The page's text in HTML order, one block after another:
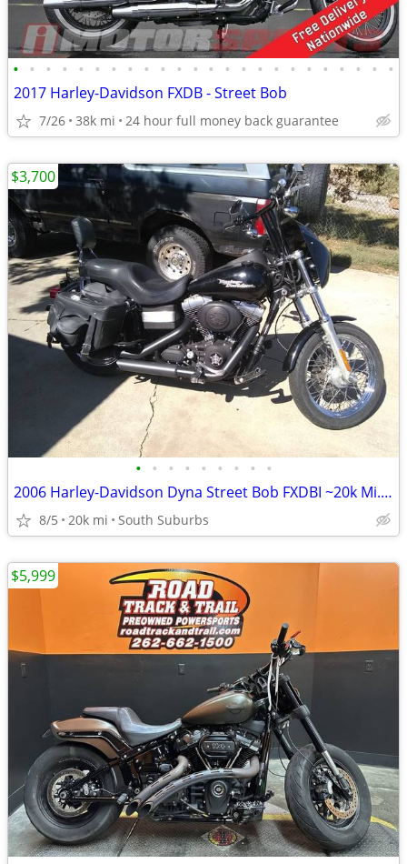
• • • • • • • • • • • • • • • • • • • • • • • •
2017 Harley-Davidson FXDB - Street Bob
7/26 38k mi 24 hour full money back guarantee
• • • • • • • • •
2006 Harley-Davidson Dyna Street Bob FXDBI ~20k Mi.-Custom-$3,700 CASH
8/5 20k mi South Suburbs
$3,700
$5,999